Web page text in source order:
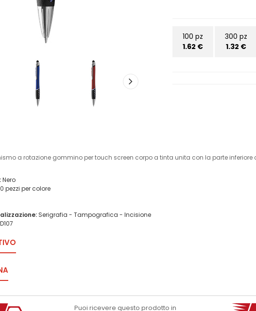
100 pz
1.62 €
300 pz
1.32 €
a rotazione gommino per touch screen corpo a tinta unita con la parte
Nero
pezzi per colore
Serigrafia - Tampografica - Incisione
Puoi ricevere questo prodotto in